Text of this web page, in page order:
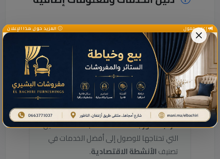
دليل خدمات هذا النشاط
بالناظور
هل تبحث عن معلومات التواصل مع
هذا
النشاطفي مدينة الناظور؟ يوفر لكدليل
مرحباناظور
(Marhaba Nador) كافة التفاصيل
التي تحتاجها للوصول إلى أفضل الخدمات في
تصنيفالأنشطة الاقتصادية.
إعلان ممول المزيد حول هذا الإعلان